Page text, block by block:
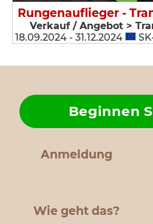
Rungenauflieger -
Verkauf / Angebot >
18.09.2024 - 31.12.2024
Anmeldung
Wie geht das?
Beginnen